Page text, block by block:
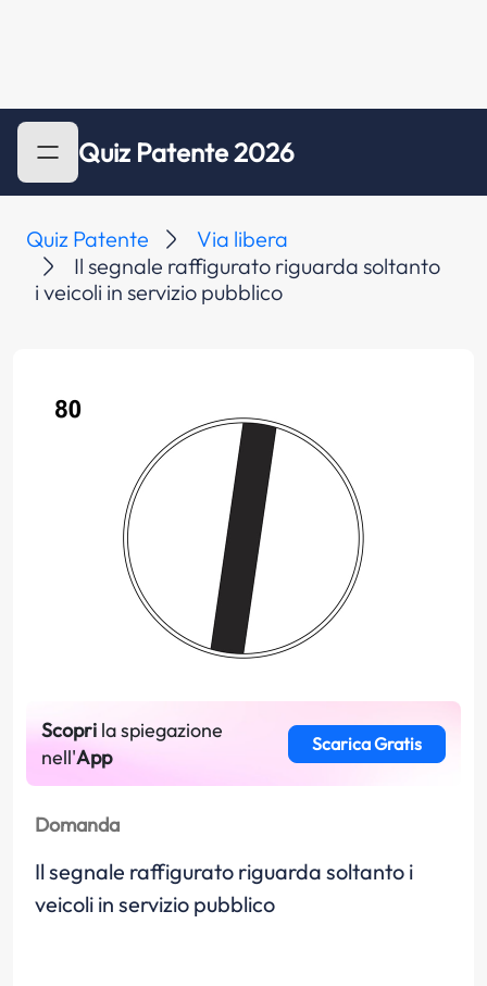
Quiz Patente 2026
Quiz Patente
Via libera
Il segnale raffigurato riguarda soltanto
i veicoli in servizio pubblico
Scopri la spiegazione
nell'App
Scarica Gratis
Domanda
Il segnale raffigurato riguarda soltanto i
veicoli in servizio pubblico